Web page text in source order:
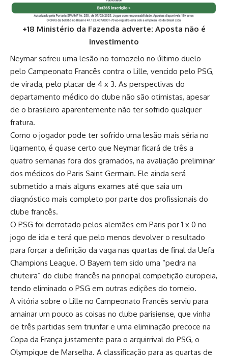
+18 Ministério da Fazenda adverte: Aposta não é
investimento
Neymar sofreu uma lesão no tornozelo no último duelo
pelo Campeonato Francês contra o Lille, vencido pelo PSG,
de virada, pelo placar de 4 x 3. As perspectivas do
departamento médico do clube não são otimistas, apesar
de o brasileiro aparentemente não ter sofrido qualquer
fratura.
Como o jogador pode ter sofrido uma lesão mais séria no
ligamento, é quase certo que Neymar ficará de três a
quatro semanas fora dos gramados, na avaliação preliminar
dos médicos do Paris Saint Germain. Ele ainda será
submetido a mais alguns exames até que saia um
diagnóstico mais completo por parte dos profissionais do
clube francês.
O PSG foi derrotado pelos alemães em Paris por 1 x 0 no
jogo de ida e terá que pelo menos devolver o resultado
para forçar a definição da vaga nas quartas de final da Uefa
Champions League. O Bayern tem sido uma “pedra na
chuteira” do clube francês na principal competição europeia,
tendo eliminado o PSG em outras edições do torneio.
A vitória sobre o Lille no Campeonato Francês serviu para
amainar um pouco as coisas no clube parisiense, que vinha
de três partidas sem triunfar e uma eliminação precoce na
Copa da França justamente para o arquirrival do PSG, o
Olympique de Marselha. A classificação para as quartas de